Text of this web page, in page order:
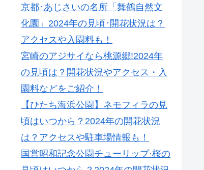
京都･あじさいの名所「舞鶴自然文
化園」2024年の見頃･開花状況は？
アクセスや入園料も！
宮崎のアジサイなら桃源郷!2024年
の見頃は？開花状況やアクセス・入
園料などをご紹介！
【ひたち海浜公園】ネモフィラの見
頃はいつから？2024年の開花状況
は？アクセスや駐車場情報も！
国営昭和記念公園チューリップ·桜の